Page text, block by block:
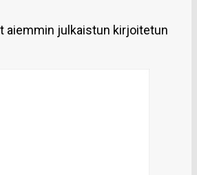
aiemmin julkaistun kirjoitetun